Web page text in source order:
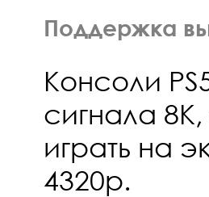
Поддержка
Консоли
сигнала
играть на
4320p.